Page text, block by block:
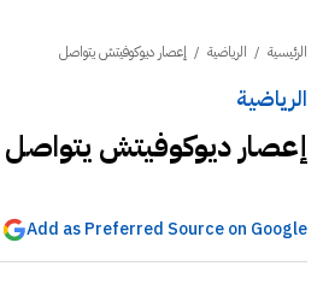
الرئيسية / الرياضية / إعصار ديوكوفيتش يتواصل
الرياضية
إعصار ديوكوفيتش يتواصل
Add as Preferred Source on Google